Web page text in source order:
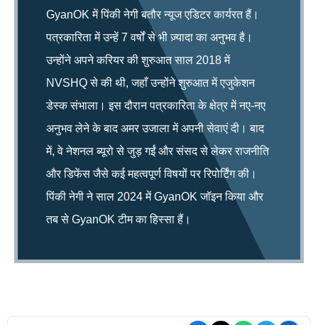
GyanOK में पिंकी नेगी बतौर न्यूज एडिटर कार्यरत हैं।
पत्रकारिता में उन्हें 7 वर्षों से भी ज़्यादा का अनुभव है।
उन्होंने अपने करियर की शुरुआत साल 2018 में
NVSHQ से की थी, जहाँ उन्होंने शुरुआत में एजुकेशन
डेस्क संभाला। इस दौरान पत्रकारिता के क्षेत्र में नए-नए
अनुभव लेने के बाद अमर उजाला में अपनी सेवाएं दी। बाद
में, वे नेशनल ब्यूरो से जुड़ गईं और संसद से लेकर राजनीति
और डिफेंस जैसे कई महत्वपूर्ण विषयों पर रिपोर्टिंग की।
पिंकी नेगी ने साल 2024 में GyanOK जॉइन किया और
तब से GyanOK टीम का हिस्सा हैं।